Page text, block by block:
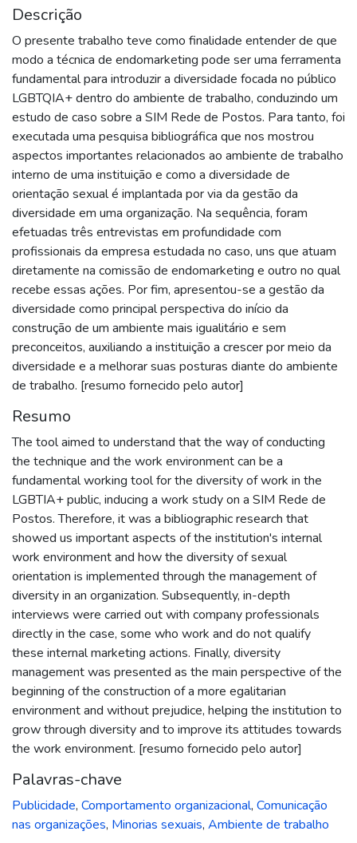
Descrição
O presente trabalho teve como finalidade entender de que
modo a técnica de endomarketing pode ser uma ferramenta
fundamental para introduzir a diversidade focada no público
LGBTQIA+ dentro do ambiente de trabalho, conduzindo um
estudo de caso sobre a SIM Rede de Postos. Para tanto, foi
executada uma pesquisa bibliográfica que nos mostrou
aspectos importantes relacionados ao ambiente de trabalho
interno de uma instituição e como a diversidade de
orientação sexual é implantada por via da gestão da
diversidade em uma organização. Na sequência, foram
efetuadas três entrevistas em profundidade com
profissionais da empresa estudada no caso, uns que atuam
diretamente na comissão de endomarketing e outro no qual
recebe essas ações. Por fim, apresentou-se a gestão da
diversidade como principal perspectiva do início da
construção de um ambiente mais igualitário e sem
preconceitos, auxiliando a instituição a crescer por meio da
diversidade e a melhorar suas posturas diante do ambiente
de trabalho. [resumo fornecido pelo autor]
Resumo
The tool aimed to understand that the way of conducting
the technique and the work environment can be a
fundamental working tool for the diversity of work in the
LGBTIA+ public, inducing a work study on a SIM Rede de
Postos. Therefore, it was a bibliographic research that
showed us important aspects of the institution's internal
work environment and how the diversity of sexual
orientation is implemented through the management of
diversity in an organization. Subsequently, in-depth
interviews were carried out with company professionals
directly in the case, some who work and do not qualify
these internal marketing actions. Finally, diversity
management was presented as the main perspective of the
beginning of the construction of a more egalitarian
environment and without prejudice, helping the institution to
grow through diversity and to improve its attitudes towards
the work environment. [resumo fornecido pelo autor]
Palavras-chave
Publicidade, Comportamento organizacional, Comunicação
nas organizações, Minorias sexuais, Ambiente de trabalho